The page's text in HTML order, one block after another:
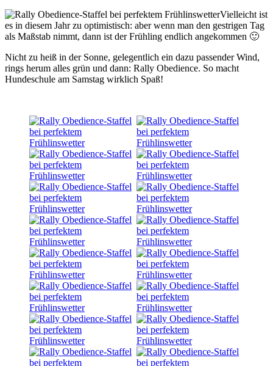
Vielleicht ist
es in diesem Jahr zu optimistisch: aber wenn man den gestrigen Tag
als Maßstab nimmt, dann ist der Frühling endlich angekommen 🙂
Nicht zu heiß in der Sonne, gelegentlich ein dazu passender Wind,
rings herum alles grün und dann: Rally Obedience. So macht
Hundeschule am Samstag wirklich Spaß!